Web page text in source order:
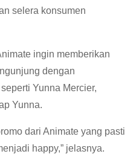
selera konsumen
ingin memberikan
dengan
Yunna Mercier,
Yunna.
dari Animate yang pasti
happy,” jelasnya.